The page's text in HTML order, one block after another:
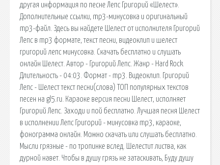
другая информация по песне Лепс Григорий «Шелест».
Дополнительные ссылки, mp3-минусовка и оригинальный
mp3-файл. Здесь вы найдете Шелест от исполнителя Григорий
Лепс в mp3 формате, текст песни, видеоклип и шелест
григорий лепс минусовка. Скачать бесплатно и слушать
онлайн Шелест. Автор - Григорий Лепс. Жанр - Hard Rock.
Длительность - 04:03. Формат - mp3. Видеоклип. Григорий
Лепс - Шелест текст песни(слова) ТОП популярных текстов
песен на gl5.ru. Караоке версия песни Шелест, исполняет
Григорий Лепс. Заходи и пой бесплатно. Лучшая песня Шелест
в исполнении Лепс Григорий - минусовка mp3, караоке,
фонограмма онлайн. Можно скачать или слушать бесплатно.
Мысли грязные - по тропинке вслед. Шелестит листва, как
дурной навет. Чтобы в душу грязь не затаскивать, Буду душу